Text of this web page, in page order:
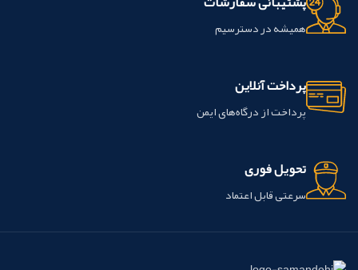
همیشه در دسترسیم
پرداخت آنلاین
پرداخت از درگاه‌های ایمن
تحویل فوری
سرعتی قابل اعتماد